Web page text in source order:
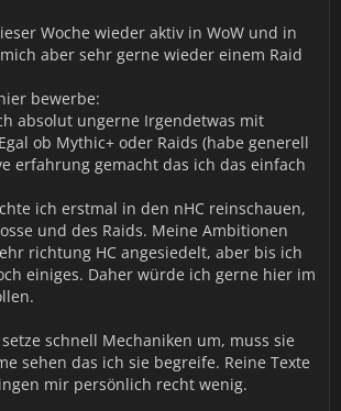
Woche wieder aktiv in WoW und in
aber sehr gerne wieder einem Raid
bewerbe:
absolut ungerne Irgendetwas mit
ob Mythic+ oder Raids (habe generell
erfahrung gemacht das ich das einfach
ich erstmal in den nHC reinschauen,
und des Raids. Meine Ambitionen
richtung HC angesiedelt, aber bis ich
einiges. Daher würde ich gerne hier im
schnell Mechaniken um, muss sie
sehen das ich sie begreife. Reine Texte
mir persönlich recht wenig.